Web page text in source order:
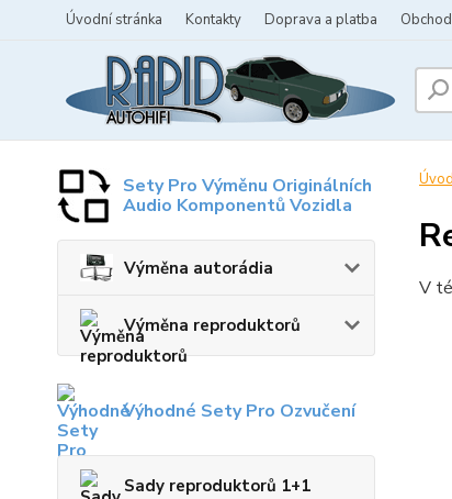
Úvodní stránka Kontakty Doprava a platba
Sety Pro Výměnu Originálních
Audio Komponentů Vozidla
Výměna autorádia
Výměna reproduktorů
Výhodné Sety Pro Ozvučení
Sady reproduktorů 1+1
Úvod
V